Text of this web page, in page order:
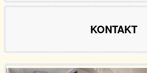
KONTAKT